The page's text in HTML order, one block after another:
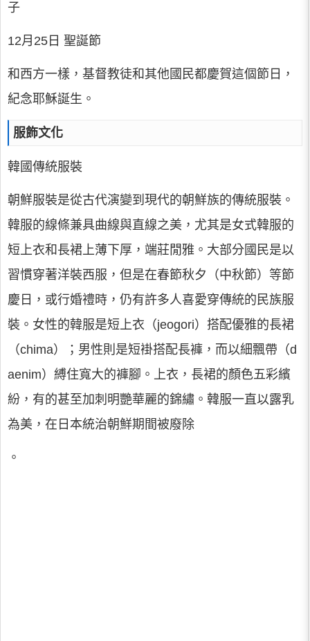
子
12月25日 聖誕節
和西方一樣，基督教徒和其他國民都慶賀這個節日，
紀念耶穌誕生。
服飾文化
韓國傳統服裝
朝鮮服裝是從古代演變到現代的朝鮮族的傳統服裝。
韓服的線條兼具曲線與直線之美，尤其是女式韓服的
短上衣和長裙上薄下厚，端莊閒雅。大部分國民是以
習慣穿著洋裝西服，但是在春節秋夕（中秋節）等節
慶日，或行婚禮時，仍有許多人喜愛穿傳統的民族服
裝。女性的韓服是短上衣（jeogori）搭配優雅的長裙
（chima）；男性則是短褂搭配長褲，而以細飄帶（d
aenim）縛住寬大的褲腳。上衣，長裙的顏色五彩繽
紛，有的甚至加刺明艷華麗的錦繡。韓服一直以露乳
為美，在日本統治朝鮮期間被廢除
。